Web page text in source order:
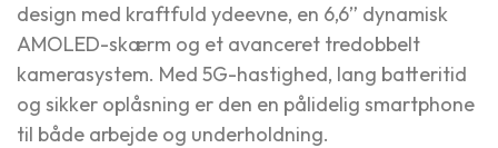
design med kraftfuld ydeevne, en 6,6” dynamisk
AMOLED-skærm og et avanceret tredobbelt
kamerasystem. Med 5G-hastighed, lang batteritid
og sikker oplåsning er den en pålidelig smartphone
til både arbejde og underholdning.